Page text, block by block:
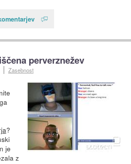
perverznežev
Zasebnost
?
je
z